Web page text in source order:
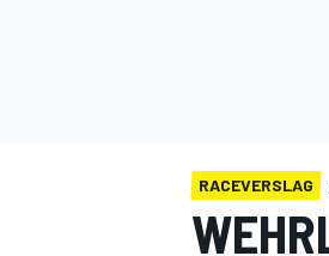
RACEVERSLAG